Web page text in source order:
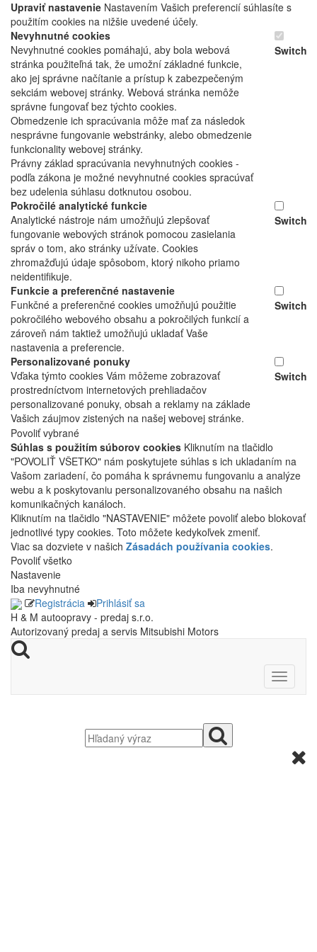
Upraviť nastavenie Nastavením Vašich preferencií súhlasíte s
použitím cookies na nižšie uvedené účely.
Nevyhnutné cookies
Nevyhnutné cookies pomáhajú, aby bola webová
stránka použiteľná tak, že umožní základné funkcie,
ako jej správne načítanie a prístup k zabezpečeným
sekciám webovej stránky. Webová stránka nemôže
správne fungovať bez týchto cookies.
Obmedzenie ich spracúvania môže mať za následok
nesprávne fungovanie webstránky, alebo obmedzenie
funkcionality webovej stránky.
Právny základ spracúvania nevyhnutných cookies -
podľa zákona je možné nevyhnutné cookies spracúvať
bez udelenia súhlasu dotknutou osobou.
Switch
Pokročilé analytické funkcie
Analytické nástroje nám umožňujú zlepšovať
fungovanie webových stránok pomocou zasielania
správ o tom, ako stránky užívate. Cookies
zhromažďujú údaje spôsobom, ktorý nikoho priamo
neidentifikuje.
Switch
Funkcie a preferenčné nastavenie
Funkčné a preferenčné cookies umožňujú použitie
pokročilého webového obsahu a pokročilých funkcií a
zároveň nám taktiež umožňujú ukladať Vaše
nastavenia a preferencie.
Switch
Personalizované ponuky
Vďaka týmto cookies Vám môžeme zobrazovať
prostredníctvom internetových prehliadačov
personalizované ponuky, obsah a reklamy na základe
Vašich záujmov zistených na našej webovej stránke.
Switch
Povoliť vybrané
Súhlas s použitím súborov cookies Kliknutím na tlačidlo
"POVOLIŤ VŠETKO" nám poskytujete súhlas s ich ukladaním na
Vašom zariadení, čo pomáha k správnemu fungovaniu a analýze
webu a k poskytovaniu personalizovaného obsahu na našich
komunikačných kanáloch.
Kliknutím na tlačidlo "NASTAVENIE" môžete povoliť alebo blokovať
jednotlivé typy cookies. Toto môžete kedykoľvek zmeniť.
Viac sa dozviete v našich Zásadách používania cookies.
Povoliť všetko
Nastavenie
Iba nevyhnutné
Registrácia
Prihlásiť sa
H & M autoopravy - predaj s.r.o.
Autorizovaný predaj a servis Mitsubishi Motors